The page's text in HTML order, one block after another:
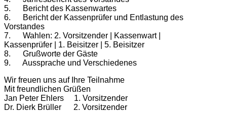
5. Bericht des Kassenwartes
6. Bericht der Kassenprüfer und Entlastung des
Vorstandes
7. Wahlen: 2. Vorsitzender | Kassenwart |
Kassenprüfer | 1. Beisitzer | 5. Beisitzer
8. Grußworte der Gäste
9. Aussprache und Verschiedenes
Wir freuen uns auf Ihre Teilnahme
Mit freundlichen Grüßen
Jan Peter Ehlers 1. Vorsitzender
Dr. Dierk Brüller 2. Vorsitzender